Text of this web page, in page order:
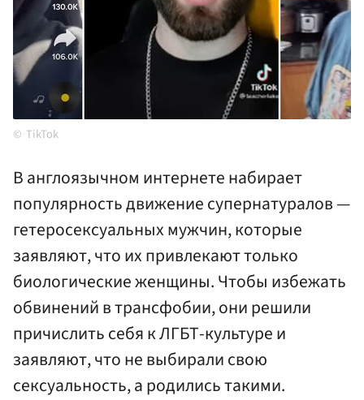
TikTok
В англоязычном интернете набирает
популярность движение супернатуралов —
гетеросексуальных мужчин, которые
заявляют, что их привлекают только
биологические женщины. Чтобы избежать
обвинений в трансфобии, они решили
причислить себя к ЛГБТ-культуре и
заявляют, что не выбирали свою
сексуальность, а родились такими.